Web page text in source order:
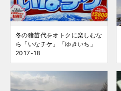
冬の猪苗代をオトクに楽しむな
ら「いなチケ」「ゆきいち」
2017-18